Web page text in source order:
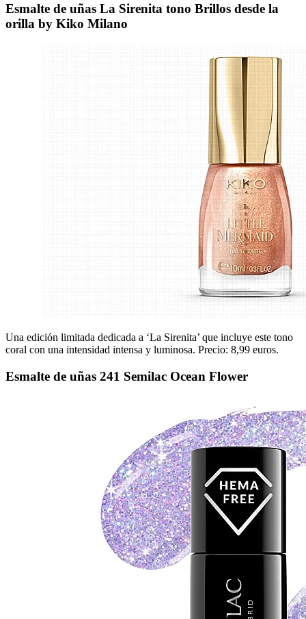
Esmalte de uñas La Sirenita tono Brillos desde la
orilla by Kiko Milano
Una edición limitada dedicada a ‘La Sirenita’ que incluye este tono
coral con una intensidad intensa y luminosa. Precio: 8,99 euros.
Esmalte de uñas 241 Semilac Ocean Flower